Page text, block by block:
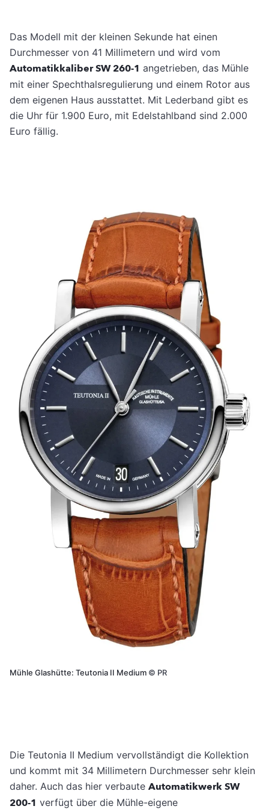
Das Modell mit der kleinen Sekunde hat einen
Durchmesser von 41 Millimetern und wird vom
Automatikkaliber SW 260-1 angetrieben, das Mühle
mit einer Spechthalsregulierung und einem Rotor aus
dem eigenen Haus ausstattet. Mit Lederband gibt es
die Uhr für 1.900 Euro, mit Edelstahlband sind 2.000
Euro fällig.
Mühle Glashütte: Teutonia II Medium © PR
Die Teutonia II Medium vervollständigt die Kollektion
und kommt mit 34 Millimetern Durchmesser sehr klein
daher. Auch das hier verbaute Automatikwerk SW
200-1 verfügt über die Mühle-eigene